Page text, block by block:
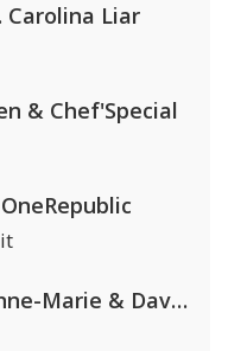
Liar
& Chef'Special
Clean Bandit, Anne-Marie & David Guetta